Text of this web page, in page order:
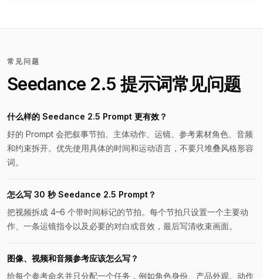
常见问题
Seedance 2.5 提示词常见问题
什么样的 Seedance 2.5 Prompt 更有效？
好的 Prompt 会把叙事节拍、主体动作、运镜、参考素材角色、音频
和约束拆开。优先使用具体的时间和运动语言，不要只堆叠风格形容
词。
怎么写 30 秒 Seedance 2.5 Prompt？
把视频拆成 4–6 个带时间标记的节拍。每个节拍只设置一个主要动
作、一条运镜指令以及必要的对白或音效，最后写清收束画面。
图像、视频和音频参考应该怎么写？
给每个参考命名并只分配一个任务，例如角色身份、产品外观、动作